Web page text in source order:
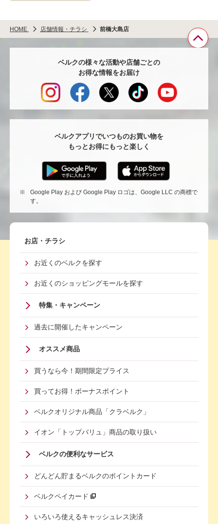
HOME 店舗情報・チラシ 前橋大島店
ベルクの様々な活動や店舗ごとの
お得な情報をお届け
ベルクアプリでいつものお買い物を
もっとお得にもっと楽しく
※
Google Play および Google Play ロゴは、Google LLC の商標で
す。
Footer
First
Menu
お店・チラシ
お近くのベルクを探す
お近くのショッピングモールを探す
特集・キャンペーン
過去に開催したキャンペーン
オススメ商品
買うなら今！期間限定プライス
買ってお得！ボーナスポイント
ベルクオリジナル商品「クラベルク」
イオン「トップバリュ」商品の取り扱い
Footer
Menu
Second
ベルクの便利なサービス
どんどん貯まるベルクのポイントカード
ベルクペイカード
いろいろ使えるキャッシュレス決済